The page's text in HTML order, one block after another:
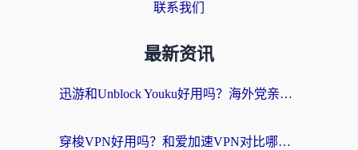
联系我们
最新资讯
迅游和Unblock Youku好用吗？海外党亲测：3个维度教你选对回国加速器
穿梭VPN好用吗？和爱加速VPN对比哪个回国效果更好？海外党必看的实用指南